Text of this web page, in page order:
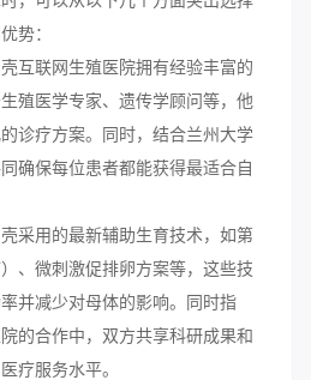
势：
互联网生殖医院拥有经验丰富的
殖医学专家、遗传学顾问等，他
诊疗方案。同时，结合兰州大学
确保每位患者都能获得最适合自
采用的最新辅助生育技术，如第
、微刺激促排卵方案等，这些技
并减少对母体的影响。同时指
的合作中，双方共享科研成果和
疗服务水平。